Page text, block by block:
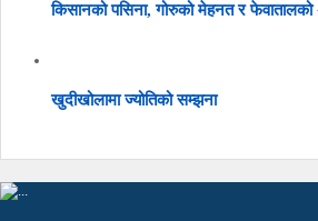
किसानको पसिना, गोरुको मेहनत र फेवातालको
खुदीखोलामा ज्योतिको सम्झना